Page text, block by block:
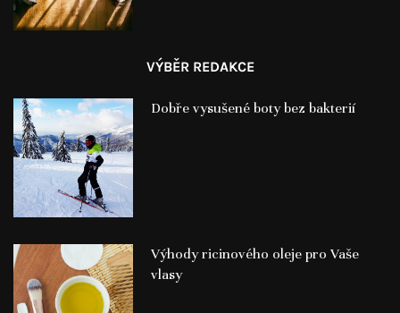
VÝBĚR REDAKCE
Dobře vysušené boty bez bakterií
Výhody ricinového oleje pro Vaše
vlasy